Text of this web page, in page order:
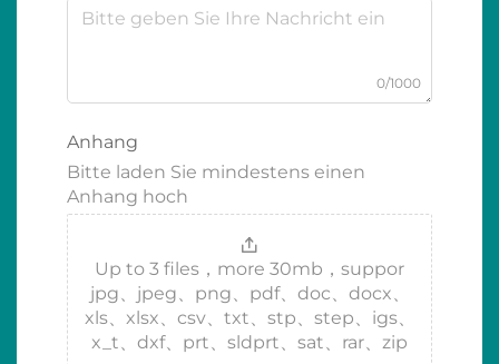
0/1000
Anhang
Bitte laden Sie mindestens einen
Anhang hoch
Up to 3 files，more 30mb，suppor
jpg、jpeg、png、pdf、doc、docx、
xls、xlsx、csv、txt、stp、step、igs、
x_t、dxf、prt、sldprt、sat、rar、zip